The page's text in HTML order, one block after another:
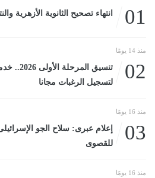
01 انتهاء تصحيح الثانوية الأزهرية
منذ 14 يومًا
02
تنسيق
لتسجيل الرغبات مجانا
منذ 16 يومًا
03
إعلام عبرى: سلاح الجو
للقصوى
منذ 16 يومًا